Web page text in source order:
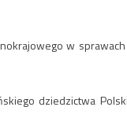
w
dziedzictwa